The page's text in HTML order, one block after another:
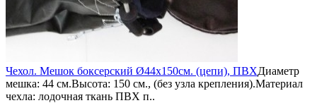
Чехол. Мешок боксерский Ø44х150см. (цепи), ПВХДиаметр
мешка: 44 см.Высота: 150 см., (без узла крепления).Материал
чехла: лодочная ткань ПВХ п..